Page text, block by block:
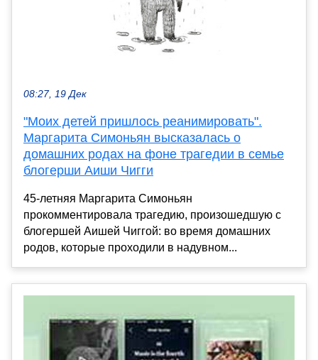
08:27, 19 Дек
"Моих детей пришлось реанимировать".
Маргарита Симоньян высказалась о
домашних родах на фоне трагедии в семье
блогерши Аиши Чигги
45-летняя Маргарита Симоньян
прокомментировала трагедию, произошедшую с
блогершей Аишей Чиггой: во время домашних
родов, которые проходили в надувном...